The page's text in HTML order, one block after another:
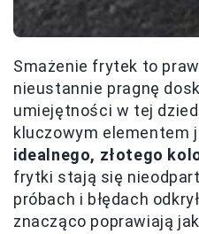
Smażenie frytek to
nieustannie pragnę
umiejętności w tej
kluczowym elementem
idealnego, złotego
frytki stają się
próbach i błędach
znacząco poprawiają